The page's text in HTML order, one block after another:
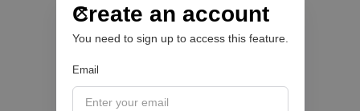
Create an account
You need to sign up to access this feature.
Email
las PYMEs
BFM 👔
July 28